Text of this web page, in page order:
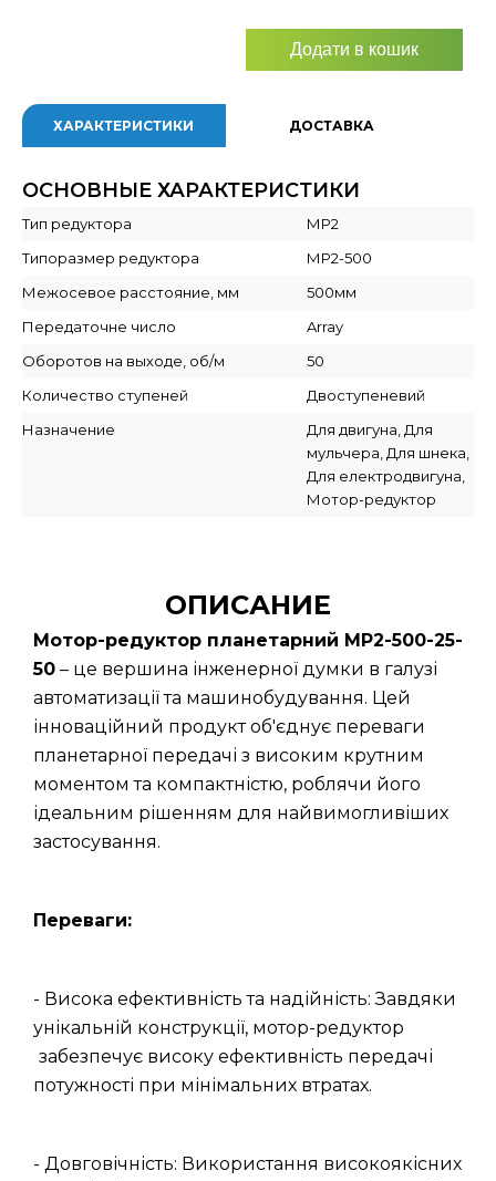
Додати в кошик
ХАРАКТЕРИСТИКИ ДОСТАВКА
ОСНОВНЫЕ ХАРАКТЕРИСТИКИ
Тип редуктора
МР2
Типоразмер редуктора
МР2-500
Межосевое расстояние, мм
500мм
Передаточне число
Array
Оборотов на выходе, об/м
50
Количество ступеней
Двоступеневий
Назначение
Для двигуна, Для
мульчера, Для шнека,
Для електродвигуна,
Мотор-редуктор
ОПИСАНИЕ
Мотор-редуктор планетарний МР2-500-25-
50 – це вершина інженерної думки в галузі
автоматизації та машинобудування. Цей
інноваційний продукт об'єднує переваги
планетарної передачі з високим крутним
моментом та компактністю, роблячи його
ідеальним рішенням для найвимогливіших
застосування.
Переваги:
- Висока ефективність та надійність: Завдяки
унікальній конструкції, мотор-редуктор
забезпечує високу ефективність передачі
потужності при мінімальних втратах.
- Довговічність: Використання високоякісних